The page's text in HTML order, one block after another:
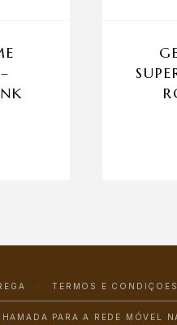
TERMOS E CONDIÇÕES
PARA A REDE MÓVEL